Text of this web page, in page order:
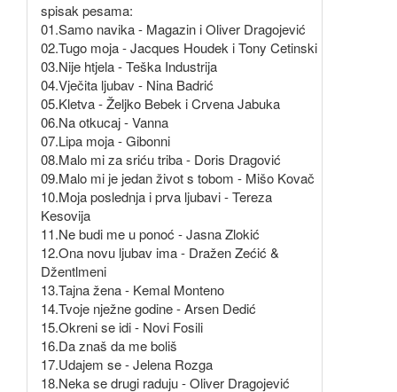
spisak pesama:
01.Samo navika - Magazin i Oliver Dragojević
02.Tugo moja - Jacques Houdek i Tony Cetinski
03.Nije htjela - Teška Industrija
04.Vječita ljubav - Nina Badrić
05.Kletva - Željko Bebek i Crvena Jabuka
06.Na otkucaj - Vanna
07.Lipa moja - Gibonni
08.Malo mi za sriću triba - Doris Dragović
09.Malo mi je jedan život s tobom - Mišo Kovač
10.Moja poslednja i prva ljubavi - Tereza
Kesovija
11.Ne budi me u ponoć - Jasna Zlokić
12.Ona novu ljubav ima - Dražen Zećić &
Džentlmeni
13.Tajna žena - Kemal Monteno
14.Tvoje nježne godine - Arsen Dedić
15.Okreni se idi - Novi Fosili
16.Da znaš da me boliš
17.Udajem se - Jelena Rozga
18.Neka se drugi raduju - Oliver Dragojević